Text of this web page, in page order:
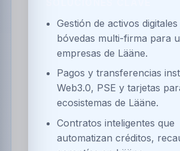
Gestión de activos
bóvedas multi-firma para
empresas de Lääne.
Pagos y transferencias
Web3.0, PSE y tarjetas
ecosistemas de Lääne.
Contratos inteligentes que
automatizan créditos,